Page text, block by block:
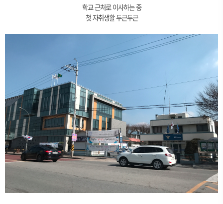
학교 근처로 이사하는 중
첫 자취생활 두근두근